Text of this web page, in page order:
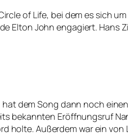
of Life, bei dem es sich
Elton John engagiert. Hans
dem Song dann noch
bekannten Eröffnungsruf
holte. Außerdem war ein